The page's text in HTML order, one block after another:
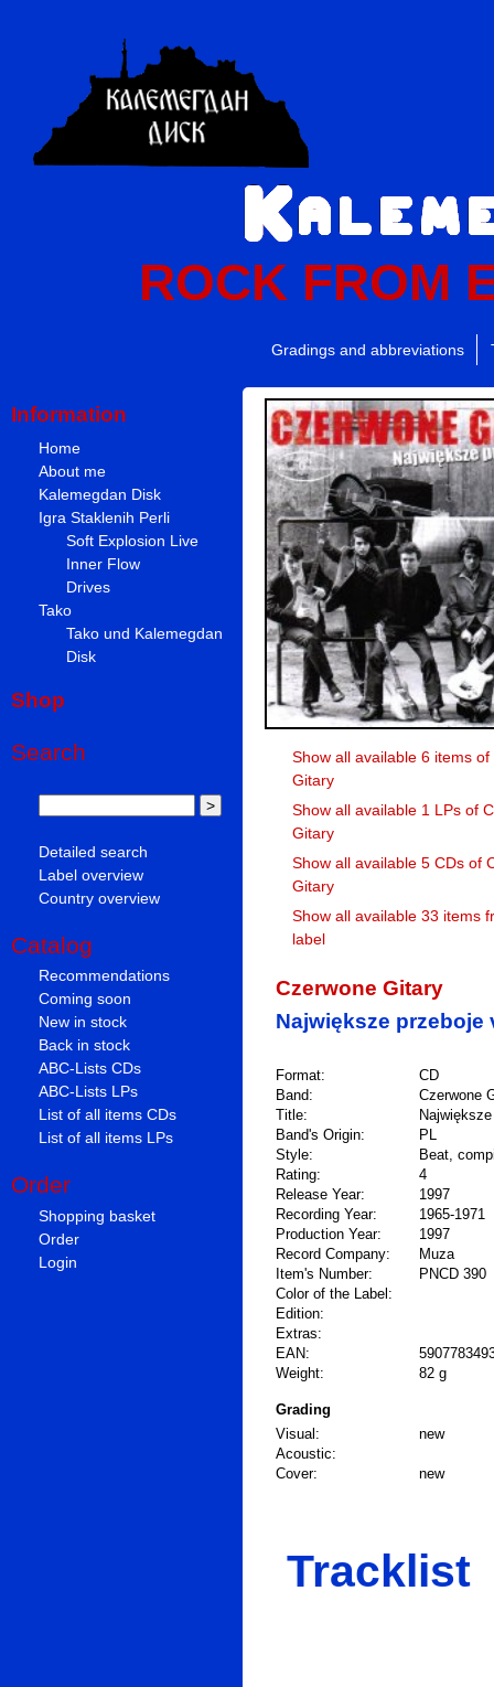
ROCK FROM
Gradings and abbreviations
Information
Home
About me
Kalemegdan Disk
Igra Staklenih Perli
Soft Explosion Live
Inner Flow
Drives
Tako
Tako und Kalemegdan
Disk
Shop
Search
Detailed search
Label overview
Country overview
Catalog
Recommendations
Coming soon
New in stock
Back in stock
ABC-Lists CDs
ABC-Lists LPs
List of all items CDs
List of all items LPs
Order
Shopping basket
Order
Login
Show all available 6 items
Gitary
Show all available 1 LPs of
Gitary
Show all available 5 CDs of
Gitary
Show all available 33 items
label
Czerwone Gitary
Największe przeboje
Format:
CD
Band:
Czerwone
Title:
Band's Origin:
PL
Style:
Beat,
Rating:
4
Release Year:
1997
Recording Year:
1965-1971
Production Year:
1997
Record Company:
Muza
Item's Number:
PNCD 390
Color of the Label:
Edition:
Extras:
EAN:
Weight:
82 g
Grading
Visual:
new
Acoustic:
Cover:
new
Tracklist